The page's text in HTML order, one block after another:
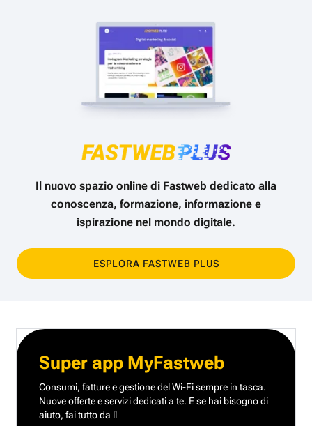
Il nuovo spazio online di Fastweb dedicato alla
conoscenza, formazione, informazione e
ispirazione nel mondo digitale.
ESPLORA FASTWEB PLUS
Super app MyFastweb
Consumi, fatture e gestione del Wi-Fi sempre in tasca.
Nuove offerte e servizi dedicati a te. E se hai bisogno di
aiuto, fai tutto da lì